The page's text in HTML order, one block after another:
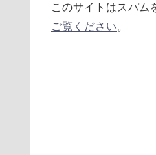
このサイトはスパム
ご覧ください。